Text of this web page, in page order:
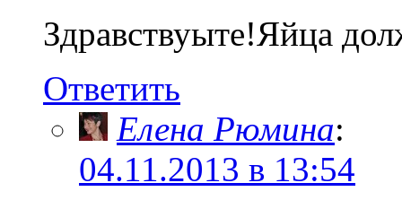
Здравствуыте!Яйца
Ответить
Елена Рюмина:
04.11.2013 в 13:54